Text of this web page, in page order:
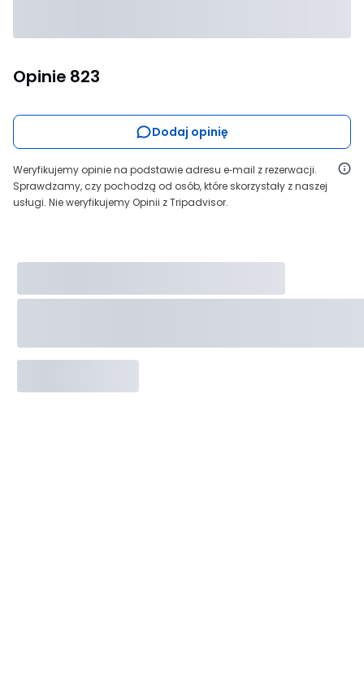
Opinie 823
Dodaj opinię
Weryfikujemy opinie na podstawie adresu e‑mail z rezerwacji.
Sprawdzamy, czy pochodzą od osób, które skorzystały z naszej
usługi. Nie weryfikujemy Opinii z Tripadvisor.